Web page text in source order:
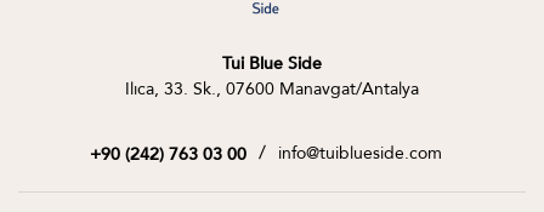
Tui Blue Side
Ilıca, 33. Sk., 07600 Manavgat/Antalya
+90 (242) 763 03 00 / info@tuiblueside.com